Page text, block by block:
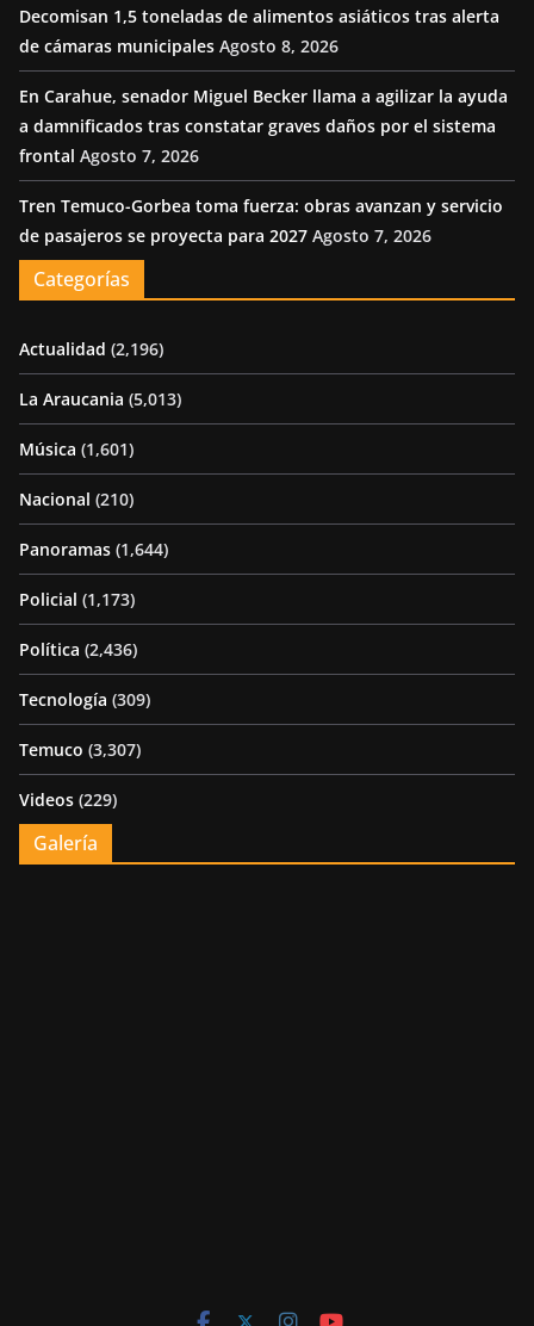
Decomisan 1,5 toneladas de alimentos asiáticos tras alerta
de cámaras municipales Agosto 8, 2026
En Carahue, senador Miguel Becker llama a agilizar la ayuda
a damnificados tras constatar graves daños por el sistema
frontal Agosto 7, 2026
Tren Temuco-Gorbea toma fuerza: obras avanzan y servicio
de pasajeros se proyecta para 2027 Agosto 7, 2026
Categorías
Actualidad (2,196)
La Araucania (5,013)
Música (1,601)
Nacional (210)
Panoramas (1,644)
Policial (1,173)
Política (2,436)
Tecnología (309)
Temuco (3,307)
Videos (229)
Galería